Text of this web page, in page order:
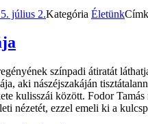
július 2.Kategória Életünk
színpadi átiratát
aki nászéjszakáján
kulisszái között. Fodor
nézetét, ezzel emeli ki a